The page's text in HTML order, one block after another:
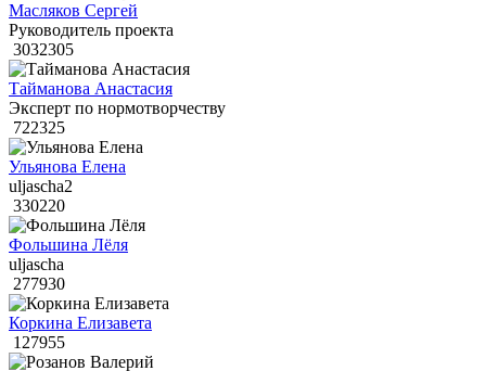
Масляков Сергей
Руководитель проекта
3032305
Тайманова Анастасия
Эксперт по нормотворчеству
722325
Ульянова Елена
uljascha2
330220
Фольшина Лёля
uljascha
277930
Коркина Елизавета
127955